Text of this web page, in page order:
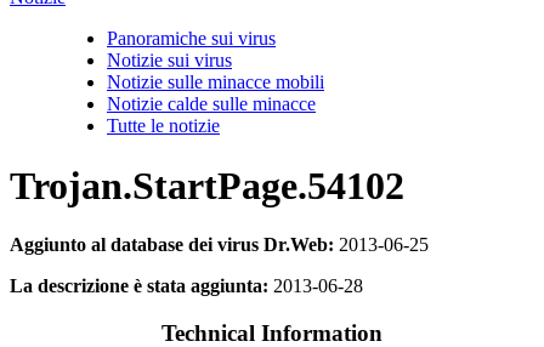
Panoramiche sui virus
Notizie sui virus
Notizie sulle minacce mobili
Notizie calde sulle minacce
Tutte le notizie
Trojan.StartPage.54102
Aggiunto al database dei virus Dr.Web: 2013-06-25
La descrizione è stata aggiunta: 2013-06-28
Technical Information